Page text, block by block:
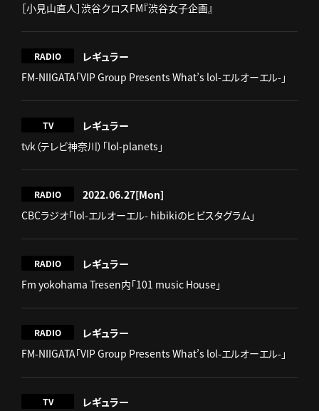
［小見山直人］渋谷クロスFM『渋谷女子企画』
RADIO
レギュラー
FM-NIIGATA「VIP Group Presents What’s lol-エルオーエル-」
TV
レギュラー
tvk（テレビ神奈川）「lol-planets」
RADIO 2022.06.27[Mon]
CBCラジオ「lol-エルオーエル- hibikiのヒビスタグラム」
RADIO
レギュラー
Fm yokohama Tresen内「101 music House」
RADIO
レギュラー
FM-NIIGATA「VIP Group Presents What’s lol-エルオーエル-」
TV
レギュラー